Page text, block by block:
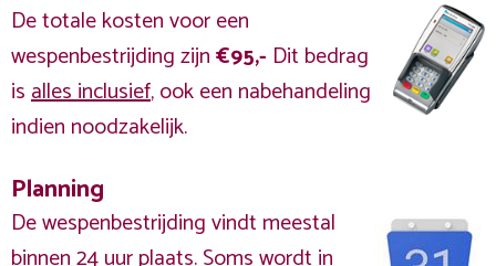
De totale kosten voor een
wespenbestrijding zijn€95,- Dit bedrag
isalles inclusief, ook een nabehandeling
indien noodzakelijk.
Planning
De wespenbestrijding vindt meestal